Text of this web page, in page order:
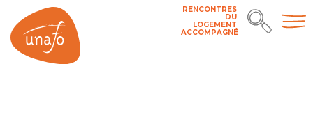
RENCONTRES
DU
LOGEMENT
ACCOMPAGNÉ